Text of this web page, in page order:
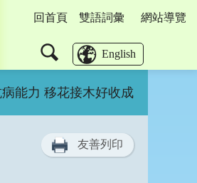
回首頁 雙語詞彙 網站導覽
尋
English
能力 移花接木好收成
友善列印